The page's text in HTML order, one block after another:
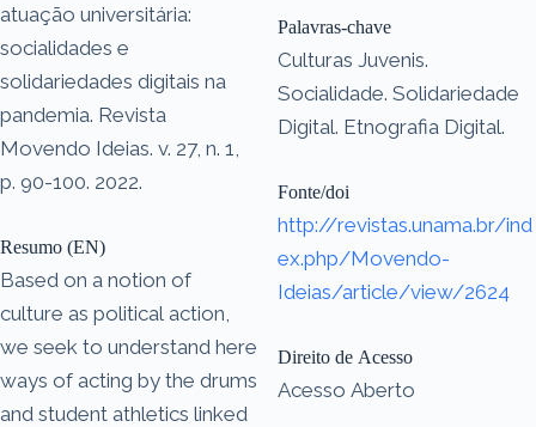
atuação universitária:
socialidades e
solidariedades digitais na
pandemia. Revista
Movendo Ideias. v. 27, n. 1,
p. 90-100. 2022.
Resumo (EN)
Based on a notion of
culture as political action,
we seek to understand here
ways of acting by the drums
and student athletics linked
Palavras-chave
Culturas Juvenis.
Socialidade. Solidariedade
Digital. Etnografia Digital.
Fonte/doi
http://revistas.unama.br/ind
ex.php/Movendo-
Ideias/article/view/2624
Direito de Acesso
Acesso Aberto